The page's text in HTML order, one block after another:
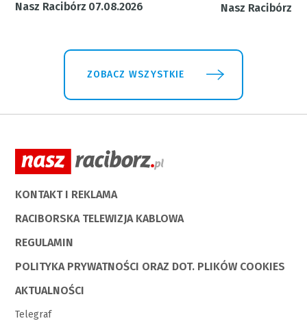
Nasz Racibórz 07.08.2026 Nasz Racibórz
ZOBACZ WSZYSTKIE
KONTAKT I REKLAMA
RACIBORSKA TELEWIZJA KABLOWA
REGULAMIN
POLITYKA PRYWATNOŚCI ORAZ DOT. PLIKÓW COOKIES
AKTUALNOŚCI
Telegraf